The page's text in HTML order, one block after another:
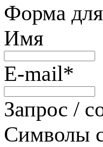
Форма
Имя
E-mail*
Запрос /
Символы